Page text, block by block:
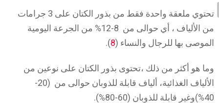
تحتوي ملعقة واحدة فقط من بذور الكتان على 3 جرامات
من الألياف ، أي حوالى من 8-12% من الجرعة اليومية
الموصى بها للرجال والنساء (8
).
وما هو أكثر من ذلك ،تحتوى بذور الكتان على نوعين من
الألياف الغذائية، ألياف قابلة للذوبان حوالى من (20-
40%)وغير قابلة للذوبان (60-80%).